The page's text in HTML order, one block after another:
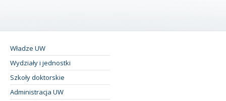
Władze UW
Wydziały i jednostki
Szkoły doktorskie
Administracja UW